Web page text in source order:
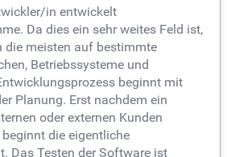
in entwickelt
Da dies ein sehr weites Feld ist,
die meisten auf bestimmte
Betriebssysteme und
beginnt mit
Planung. Erst nachdem ein
oder externen Kunden
die eigentliche
Das Testen der Software ist